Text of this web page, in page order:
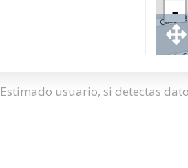
-
Estimado usuario, si detectas